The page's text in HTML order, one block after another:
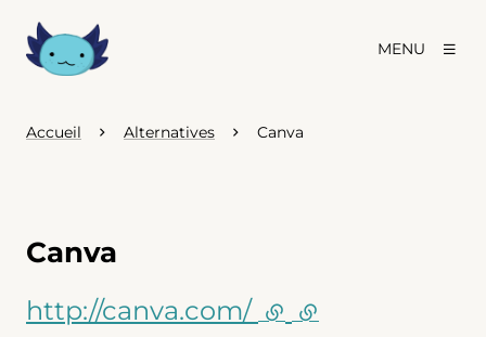
MENU
Accueil Alternatives Canva
Canva
http://canva.com/ (lien externe)
(lien externe)